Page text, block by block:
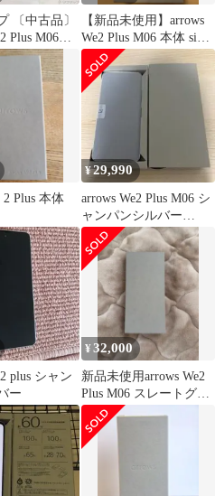
〔中古品〕
Plus M06
ートグレイ
SIMフリー
【新品未使用】arrows
We2 Plus M06 本体 sim
フリー
2 Plus 本体
¥29,990
arrows We2 Plus M06 シ
ャンパンシルバー
8GB/256GB
plus シャン
ー
¥32,000
新品未使用arrows We2
Plus M06 スレートグレ
イ